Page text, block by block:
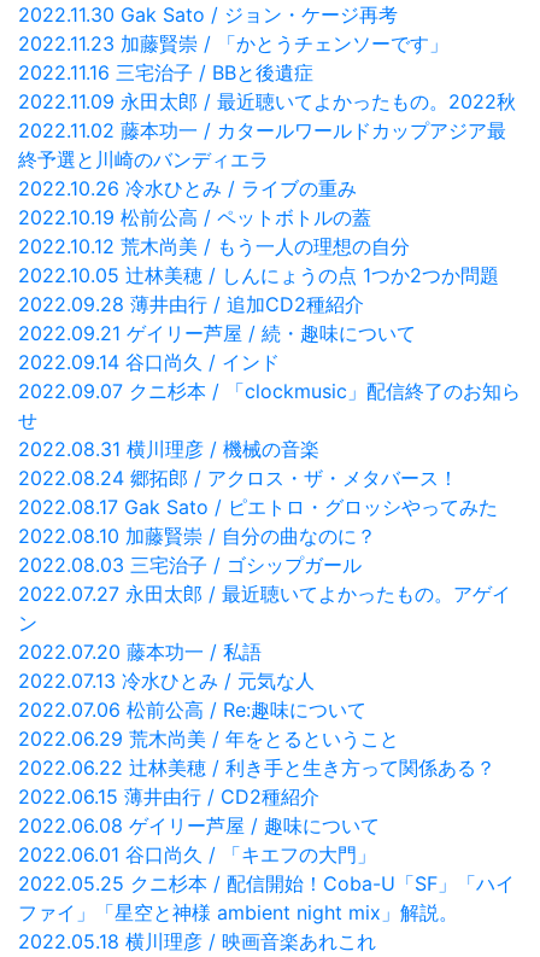
2022.11.30 Gak Sato / ジョン・ケージ再考
2022.11.23 加藤賢崇 / 「かとうチェンソーです」
2022.11.16 三宅治子 / BBと後遺症
2022.11.09 永田太郎 / 最近聴いてよかったもの。2022秋
2022.11.02 藤本功一 / カタールワールドカップアジア最
終予選と川崎のバンディエラ
2022.10.26 冷水ひとみ / ライブの重み
2022.10.19 松前公高 / ペットボトルの蓋
2022.10.12 荒木尚美 / もう一人の理想の自分
2022.10.05 辻林美穂 / しんにょうの点 1つか2つか問題
2022.09.28 薄井由行 / 追加CD2種紹介
2022.09.21 ゲイリー芦屋 / 続・趣味について
2022.09.14 谷口尚久 / インド
2022.09.07 クニ杉本 / 「clockmusic」配信終了のお知ら
せ
2022.08.31 横川理彦 / 機械の音楽
2022.08.24 郷拓郎 / アクロス・ザ・メタバース！
2022.08.17 Gak Sato / ピエトロ・グロッシやってみた
2022.08.10 加藤賢崇 / 自分の曲なのに？
2022.08.03 三宅治子 / ゴシップガール
2022.07.27 永田太郎 / 最近聴いてよかったもの。アゲイ
ン
2022.07.20 藤本功一 / 私語
2022.07.13 冷水ひとみ / 元気な人
2022.07.06 松前公高 / Re:趣味について
2022.06.29 荒木尚美 / 年をとるということ
2022.06.22 辻林美穂 / 利き手と生き方って関係ある？
2022.06.15 薄井由行 / CD2種紹介
2022.06.08 ゲイリー芦屋 / 趣味について
2022.06.01 谷口尚久 / 「キエフの大門」
2022.05.25 クニ杉本 / 配信開始！Coba-U「SF」「ハイ
ファイ」「星空と神様 ambient night mix」解説。
2022.05.18 横川理彦 / 映画音楽あれこれ